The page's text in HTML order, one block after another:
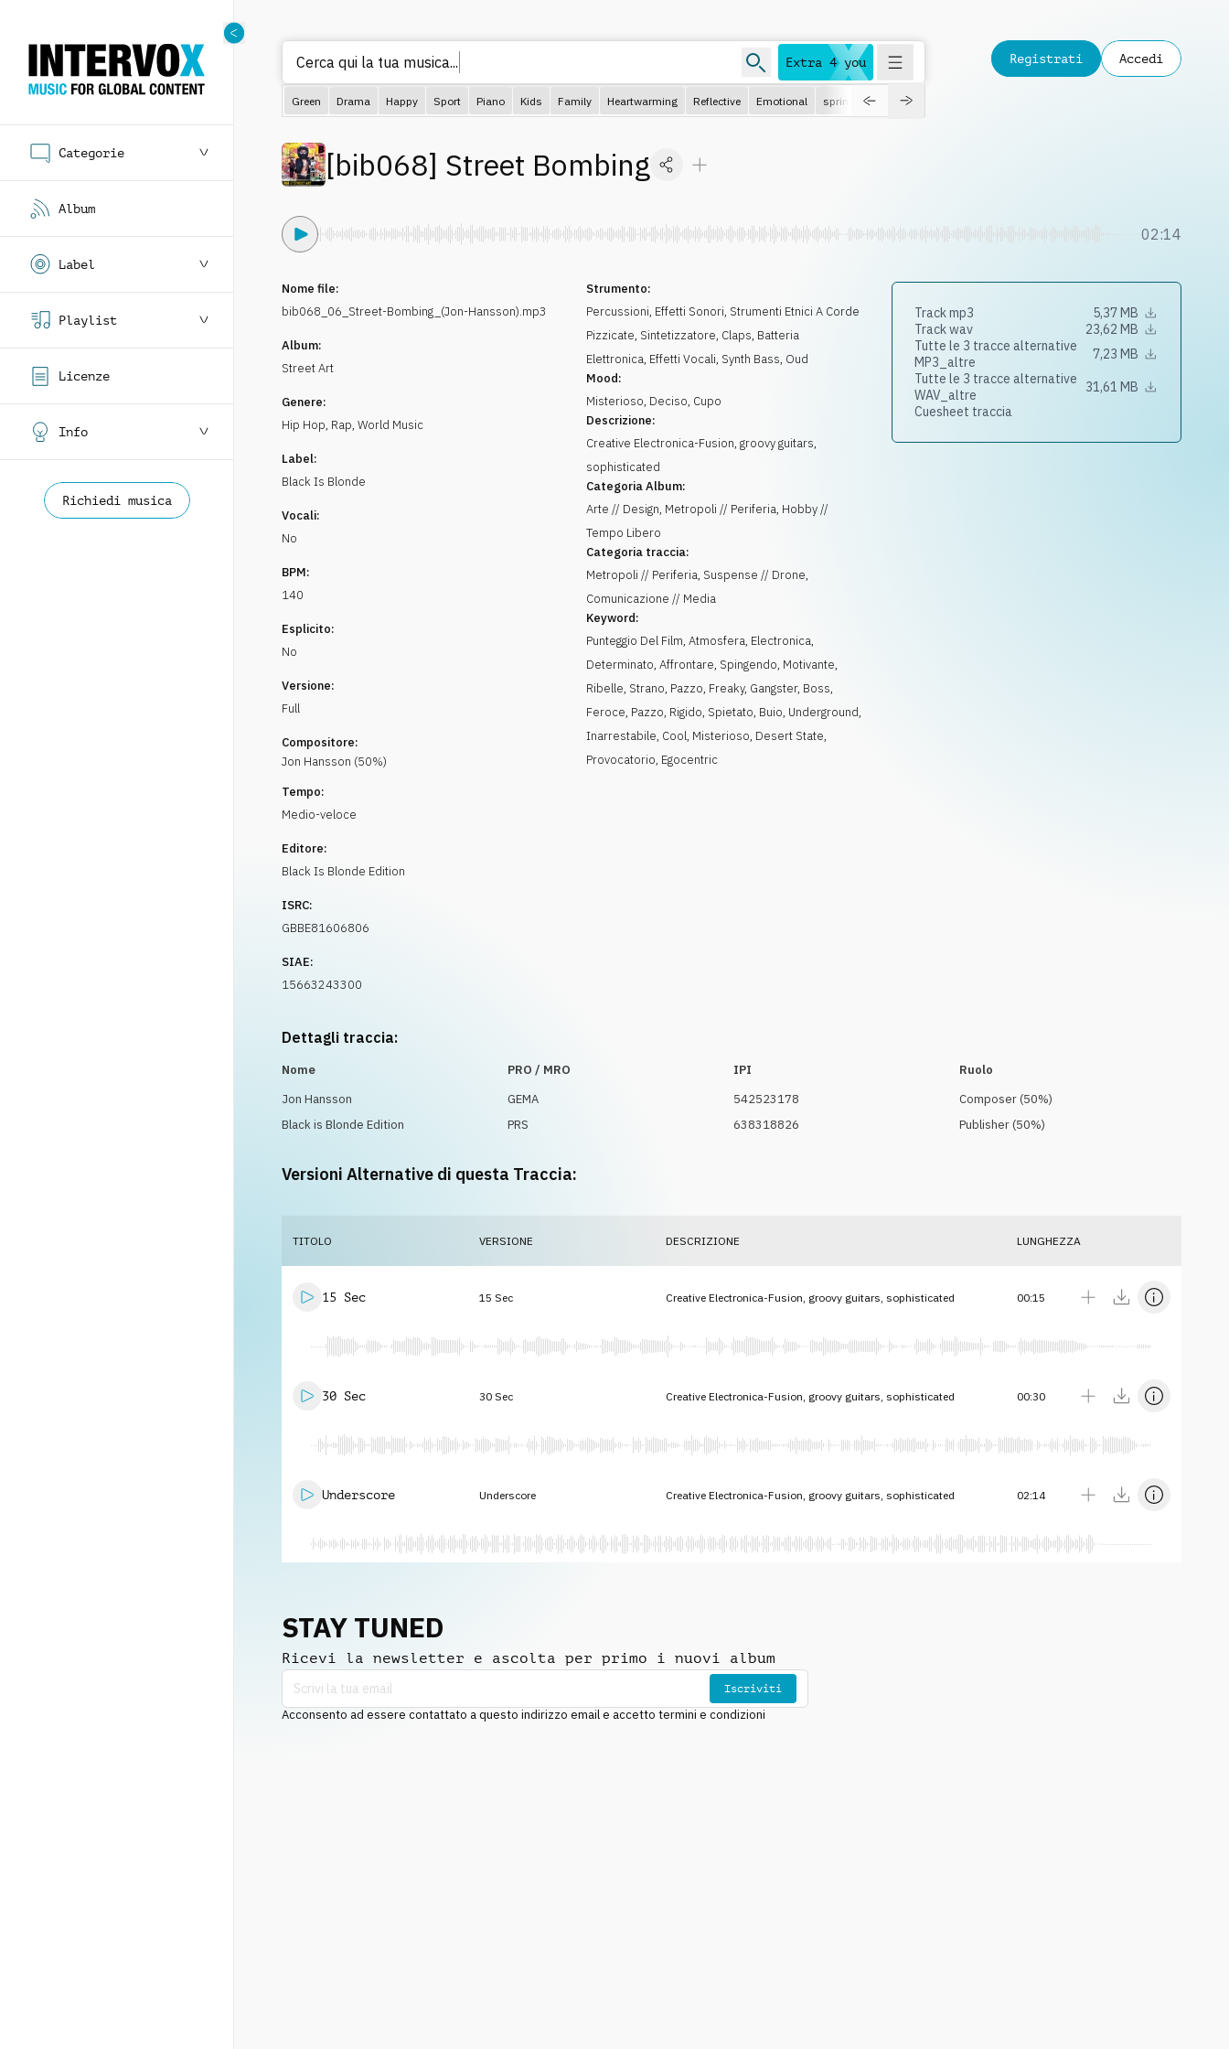
Categorie
Album
Label
Playlist
Licenze
Info
Richiedi musica
Extra 4 you
Cerca qui la tua musica...
Green Drama Happy Sport Piano Kids Family Heartwarming Reflective Emotional spring
Registrati Accedi
[bib068] Street Bombing
02:14
Nome file:
bib068_06_Street-Bombing_(Jon-Hansson).mp3
Album:
Street Art
Genere:
Hip Hop, Rap, World Music
Label:
Black Is Blonde
Vocali:
No
BPM:
140
Esplicito:
No
Versione:
Full
Compositore:
Jon Hansson (50%)
Tempo:
Medio-veloce
Editore:
Black Is Blonde Edition
ISRC:
GBBE81606806
SIAE:
15663243300
Strumento:
Percussioni, Effetti Sonori, Strumenti Etnici A Corde
Pizzicate, Sintetizzatore, Claps, Batteria
Elettronica, Effetti Vocali, Synth Bass, Oud
Mood:
Misterioso, Deciso, Cupo
Descrizione:
Creative Electronica-Fusion, groovy guitars,
sophisticated
Categoria Album:
Arte // Design, Metropoli // Periferia, Hobby //
Tempo Libero
Categoria traccia:
Metropoli // Periferia, Suspense // Drone,
Comunicazione // Media
Keyword:
Punteggio Del Film,Atmosfera, Electronica,
Determinato,Affrontare, Spingendo, Motivante,
Ribelle, Strano, Pazzo, Freaky, Gangster, Boss,
Feroce, Pazzo, Rigido, Spietato, Buio, Underground,
Inarrestabile, Cool, Misterioso, Desert State,
Provocatorio, Egocentric
Track mp3
5,37 MB
Track wav
23,62 MB
Tutte le 3 tracce alternative
MP3_altre
7,23 MB
Tutte le 3 tracce alternative
WAV_altre
31,61 MB
Cuesheet traccia
Dettagli traccia:
Nome PRO / MRO IPI
Ruolo
Jon Hansson
GEMA 542523178 Composer(50%)
Black is Blonde Edition
PRS 638318826 Publisher(50%)
Versioni Alternative di questa Traccia:
TITOLO VERSIONE DESCRIZIONE LUNGHEZZA
15 Sec 15 Sec Creative Electronica-Fusion, groovy guitars, sophisticated 00:15
30 Sec 30 Sec Creative Electronica-Fusion, groovy guitars, sophisticated 00:30
Underscore Underscore Creative Electronica-Fusion, groovy guitars, sophisticated 02:14
STAY TUNED
Ricevi la newsletter e ascolta per primo i nuovi album
Iscriviti
Acconsento ad essere contattato a questo indirizzo email e accetto termini e condizioni